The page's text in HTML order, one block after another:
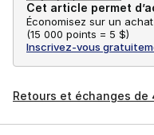
Cet article permet
Économisez sur un
(15 000 points = 5 $)
Inscrivez-vous
Retours et échanges de